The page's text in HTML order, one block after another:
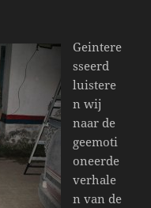
Geintere
sseerd
luistere
n wij
naar de
geemoti
oneerde
verhale
n van de